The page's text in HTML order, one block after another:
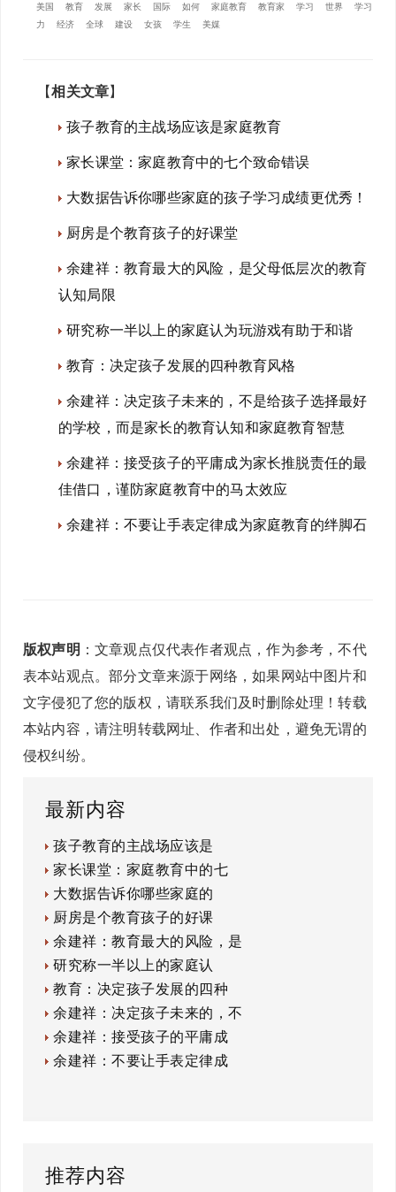
美国 教育 发展 家长 国际 如何 家庭教育 教育家 学习 世界
学习
力
经济 全球 建设 女孩 学生 美媒
【相关文章】
孩子教育的主战场应该是家庭教育
家长课堂：家庭教育中的七个致命错误
大数据告诉你哪些家庭的孩子学习成绩更优秀！
厨房是个教育孩子的好课堂
余建祥：教育最大的风险，是父母低层次的教育
认知局限
研究称一半以上的家庭认为玩游戏有助于和谐
教育：决定孩子发展的四种教育风格
余建祥：决定孩子未来的，不是给孩子选择最好
的学校，而是家长的教育认知和家庭教育智慧
余建祥：接受孩子的平庸成为家长推脱责任的最
佳借口，谨防家庭教育中的马太效应
余建祥：不要让手表定律成为家庭教育的绊脚石
版权声明 ：文章观点仅代表作者观点，作为参考，不代
表本站观点。部分文章来源于网络，如果网站中图片和
文字侵犯了您的版权，请联系我们及时删除处理！转载
本站内容，请注明转载网址、作者和出处，避免无谓的
侵权纠纷。
最新内容
孩子教育的主战场应该是
家长课堂：家庭教育中的七
大数据告诉你哪些家庭的
厨房是个教育孩子的好课
余建祥：教育最大的风险，是
研究称一半以上的家庭认
教育：决定孩子发展的四种
余建祥：决定孩子未来的，不
余建祥：接受孩子的平庸成
余建祥：不要让手表定律成
推荐内容